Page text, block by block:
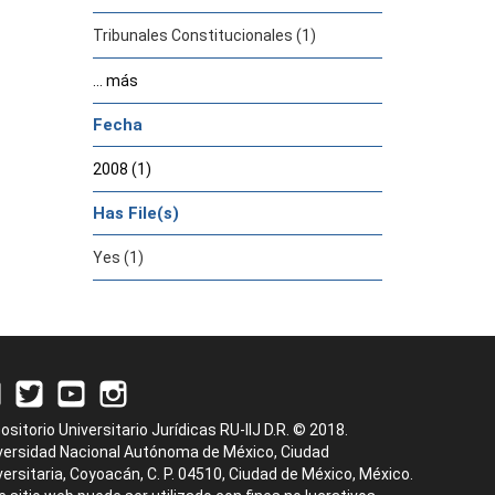
Tribunales Constitucionales (1)
... más
Fecha
2008 (1)
Has File(s)
Yes (1)
Universitario Jurídicas RU-IIJ D.R. © 2018.
Nacional Autónoma de México, Ciudad
Coyoacán, C. P. 04510, Ciudad de México, México.